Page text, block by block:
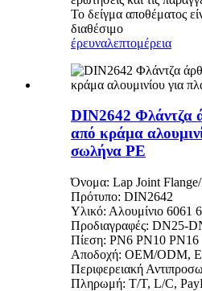
Το δείγμα αποθέματος
διαθέσιμο
έρευναλεπτομέρεια
DIN2642 Φλάντζα
από κράμα
σωλήνα PE
Όνομα: Lap Joint
Πρότυπο: DIN2642
Υλικό: Αλουμίνιο 6061
Προδιαγραφές: DN25-
Πίεση: PN6 PN10 PN16
Αποδοχή: OEM/ODM,
Περιφερειακή
Πληρωμή: T/T, L/C,